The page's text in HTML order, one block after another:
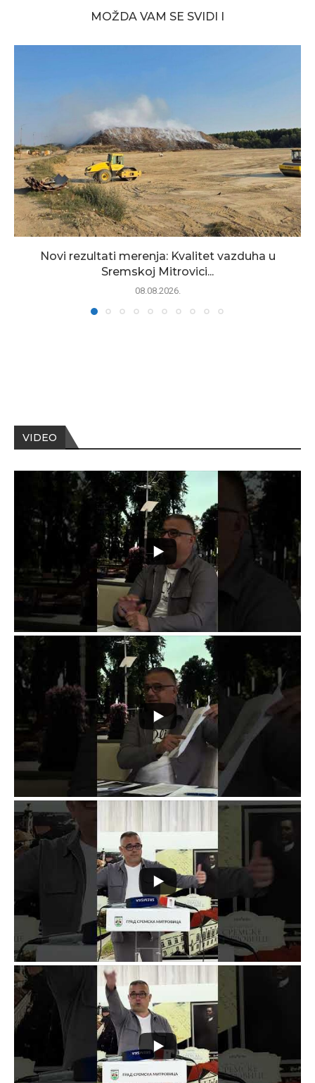
MOŽDA VAM SE SVIDI I
Novi rezultati merenja: Kvalitet vazduha u
Sremskoj Mitrovici...
08.08.2026.
VIDEO